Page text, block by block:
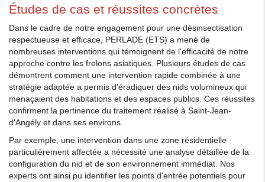
Études de cas et réussites concrètes
Dans le cadre de notre engagement pour une désinsectisation
respectueuse et efficace, PERLADE (ETS) a mené de
nombreuses interventions qui témoignent de l'efficacité de notre
approche contre les frelons asiatiques. Plusieurs études de cas
démontrent comment une intervention rapide combinée à une
stratégie adaptée a permis d'éradiquer des nids volumineux qui
menaçaient des habitations et des espaces publics. Ces réussites
confirment la pertinence du traitement réalisé à Saint-Jean-
d'Angély et dans ses environs.
Par exemple, une intervention dans une zone résidentielle
particulièrement affectée a nécessité une analyse détaillée de la
configuration du nid et de son environnement immédiat. Nos
experts ont ainsi pu identifier les points d'entrée potentiels pour